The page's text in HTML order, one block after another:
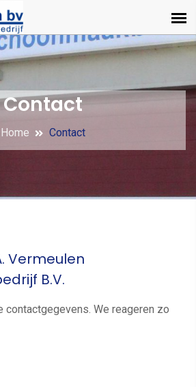
Contact
Home Contact
Vermeulen
B.V.
contactgegevens. We reageren zo